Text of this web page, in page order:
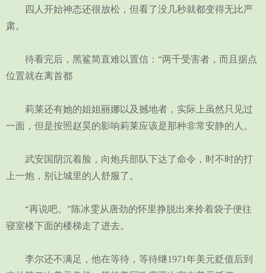
四人开始神态还很放松，但看了没几秒就都变得无比严
肃。
待看完后，黑鲨简直难以置信：“两千受害者，而且据点
位置就在离首都
莉莱还有她的姐姐丽娜以及撼地者，实际上虽然只见过
一面，但是按照赵昊的影响莉莱应该是那种非常安静的人。
武安国阴沉着脸，向炮兵部队下达了命令，时不时的打
上一炮，别让城里的人舒服了。
“再说吧。”陈冰雯从唐劲的怀里挣脱出来拎着袋子便往
寝室楼下面的楼梯走了进去。
李尔还不满足，他在等待，等待继1971年美元贬值后到